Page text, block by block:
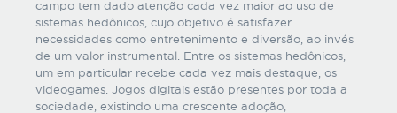
campo tem dado atenção cada vez maior ao uso de
sistemas hedônicos, cujo objetivo é satisfazer
necessidades como entretenimento e diversão, ao invés
de um valor instrumental. Entre os sistemas hedônicos,
um em particular recebe cada vez mais destaque, os
videogames. Jogos digitais estão presentes por toda a
sociedade, existindo uma crescente adoção,